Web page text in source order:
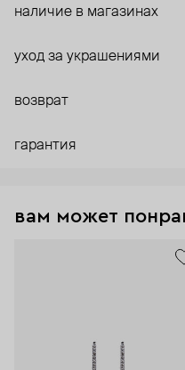
наличие в магазинах
уход за украшениями
возврат
гарантия
вам может